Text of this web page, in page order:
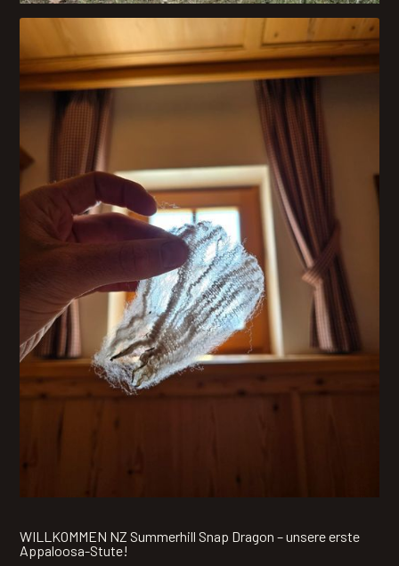
WILLKOMMEN NZ Summerhill Snap Dragon – unsere erste
Appaloosa-Stute!